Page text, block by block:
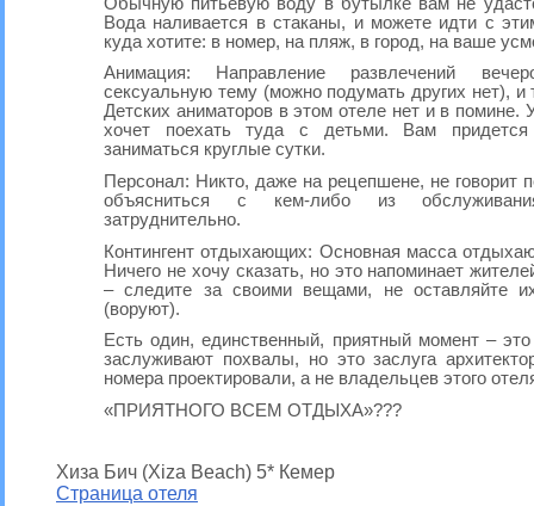
Вода наливается в стаканы, и можете идти с
куда хотите: в номер, на пляж, в город, на ваше
Анимация: Направление развлечений
сексуальную тему (можно подумать других нет), и
Детских аниматоров в этом отеле нет и в помине.
хочет поехать туда с детьми. Вам
заниматься круглые сутки.
Персонал: Никто, даже на рецепшене, не говорит
объясниться с кем-либо из
затруднительно.
Контингент отдыхающих: Основная масса
Ничего не хочу сказать, но это напоминает
– следите за своими вещами, не оставляйте
(воруют).
Есть один, единственный, приятный момент –
заслуживают похвалы, но это заслуга
номера проектировали, а не владельцев этого
«ПРИЯТНОГО ВСЕМ ОТДЫХА»???
Хиза Бич (Xiza Beach) 5* Кемер
Страница отеля